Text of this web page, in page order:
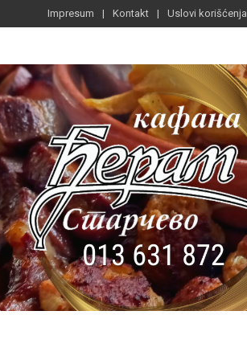
Impresum Kontakt Uslovi korišćenja